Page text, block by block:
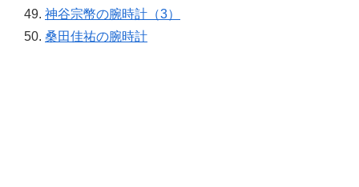
神谷宗幣の腕時計（3）
桑田佳祐の腕時計